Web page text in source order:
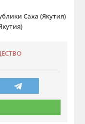
Саха (Якутия)